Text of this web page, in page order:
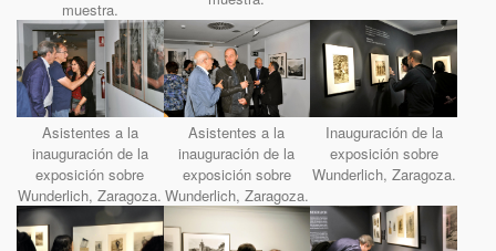
muestra.
Asistentes a la
inauguración de la
exposición sobre
Wunderlich, Zaragoza.
Asistentes a la
inauguración de la
exposición sobre
Wunderlich, Zaragoza.
Inauguración de la
exposición sobre
Wunderlich, Zaragoza.